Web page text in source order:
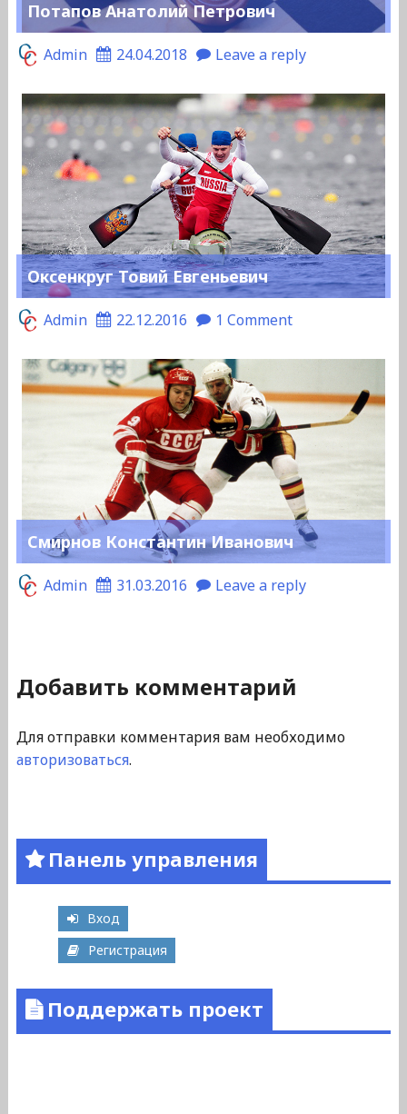
Потапов Анатолий Петрович
Admin 24.04.2018 Leave a reply
Оксенкруг Товий Евгеньевич
Admin 22.12.2016 1 Comment
Смирнов Константин Иванович
Admin 31.03.2016 Leave a reply
Добавить комментарий
Для отправки комментария вам необходимо
авторизоваться.
Панель управления
Вход
Регистрация
Поддержать проект